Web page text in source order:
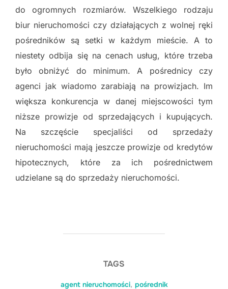
do ogromnych rozmiarów. Wszelkiego rodzaju
biur nieruchomości czy działających z wolnej ręki
pośredników są setki w każdym mieście. A to
niestety odbija się na cenach usług, które trzeba
było obniżyć do minimum. A pośrednicy czy
agenci jak wiadomo zarabiają na prowizjach. Im
większa konkurencja w danej miejscowości tym
niższe prowizje od sprzedających i kupujących.
Na szczęście specjaliści od sprzedaży
nieruchomości mają jeszcze prowizje od kredytów
hipotecznych, które za ich pośrednictwem
udzielane są do sprzedaży nieruchomości.
TAGS
agent nieruchomości, pośrednik